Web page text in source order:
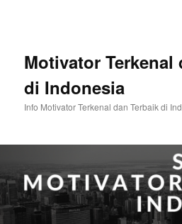
Motivator Terkenal
di Indonesia
Info Motivator Terkenal dan Terbaik di